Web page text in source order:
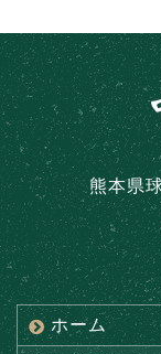
熊本県
ホーム